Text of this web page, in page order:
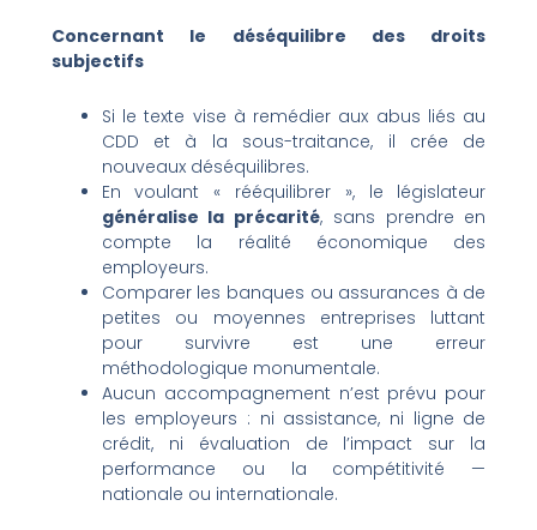
Concernant le déséquilibre des droits
subjectifs
Si le texte vise à remédier aux abus liés au
CDD et à la sous-traitance, il crée de
nouveaux déséquilibres.
En voulant « rééquilibrer », le législateur
généralise la précarité, sans prendre en
compte la réalité économique des
employeurs.
Comparer les banques ou assurances à de
petites ou moyennes entreprises luttant
pour survivre est une erreur
méthodologique monumentale.
Aucun accompagnement n’est prévu pour
les employeurs : ni assistance, ni ligne de
crédit, ni évaluation de l’impact sur la
performance ou la compétitivité —
nationale ou internationale.